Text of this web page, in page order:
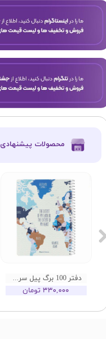
دفتر 100 برگ پیل سری جهان طرح 03
۳۳۰,۰۰۰ تومان
​محصولات پیشنهادی